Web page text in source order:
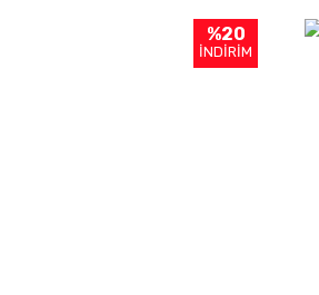
%20
İNDİRİM